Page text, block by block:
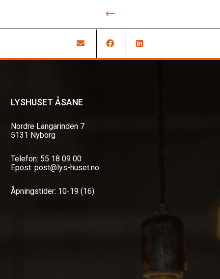
LYSHUSET ÅSANE
Nordre Langarinden 7
5131 Nyborg
Telefon: 55 18 09 00
Epost: post@lys-huset.no
Åpningstider: 10-19 (16)